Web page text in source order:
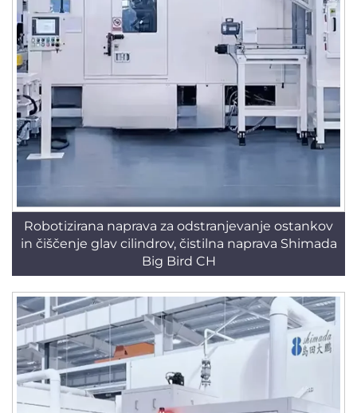
Robotizirana naprava za odstranjevanje ostankov
in čiščenje glav cilindrov, čistilna naprava Shimada
Big Bird CH